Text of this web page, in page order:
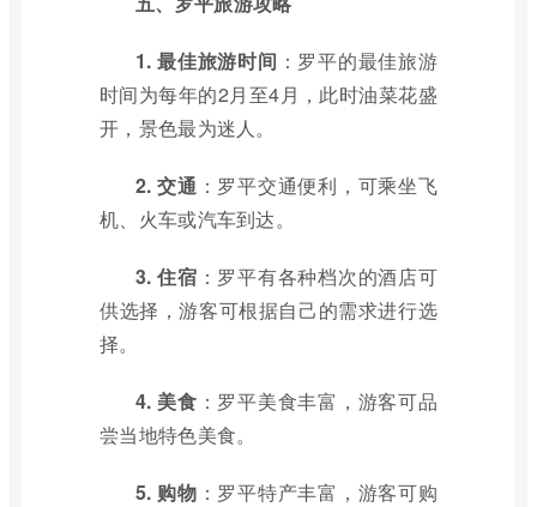
1. 最佳旅游时间 ：罗平的最佳旅游
时间为每年的2月至4月，此时油菜花盛
开，景色最为迷人。
2. 交通 ：罗平交通便利，可乘坐飞
机、火车或汽车到达。
3. 住宿 ：罗平有各种档次的酒店可
供选择，游客可根据自己的需求进行选
择。
4. 美食 ：罗平美食丰富，游客可品
尝当地特色美食。
5. 购物 ：罗平特产丰富，游客可购